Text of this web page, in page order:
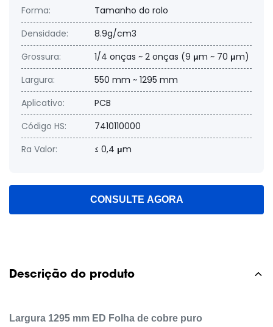
Forma:
Tamanho do rolo
Densidade:
8.9g/cm3
Grossura:
1/4 onças ~ 2 onças (9 μm ~ 70 μm)
Largura:
550 mm ~ 1295 mm
Aplicativo:
PCB
Código HS:
7410110000
Ra Valor:
≤ 0,4 μm
CONSULTE AGORA
Descrição do produto
Largura 1295 mm ED Folha de cobre puro